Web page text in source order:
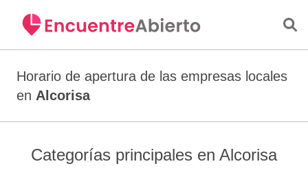
Horario de apertura de las empresas locales
en Alcorisa
Categorías principales en Alcorisa